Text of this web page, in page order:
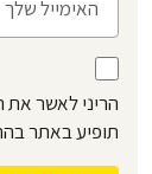
הריני לאשר
תופיע באתר